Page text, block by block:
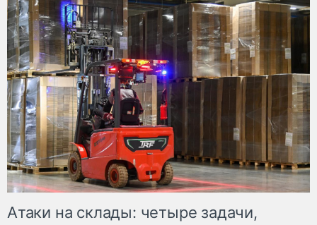
Атаки на склады: четыре задачи,